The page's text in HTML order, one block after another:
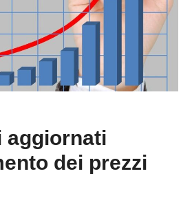
aggiornati
dei prezzi